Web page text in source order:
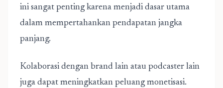
ini sangat penting karena menjadi dasar utama
dalam mempertahankan pendapatan jangka
panjang.
Kolaborasi dengan brand lain atau podcaster lain
juga dapat meningkatkan peluang monetisasi.